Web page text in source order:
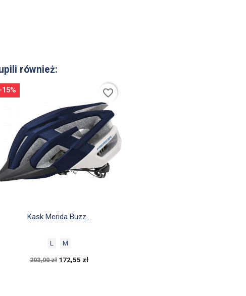
również:
Szybki podgląd
Kask Merida Buzz...
L M
203,00 zł 172,55 zł
-15% favorite_border